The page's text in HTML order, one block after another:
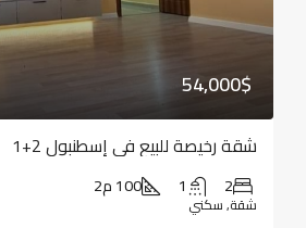
54,000$
شقة رخيصة للبيع في إسطنبول 2+1
2
1 100 م2
شقة, سكني